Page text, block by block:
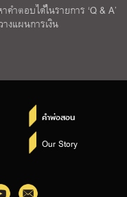
ำตอบได้ในรายการ ‘Q & A’
แผนการเงิน
คำพ่อสอน
Our Story